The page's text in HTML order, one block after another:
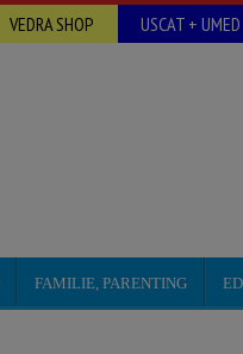
VEDRA SHOP USCAT + UMED
FAMILIE, PARENTING